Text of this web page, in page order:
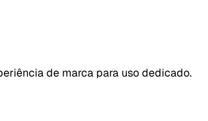
de marca para uso dedicado.